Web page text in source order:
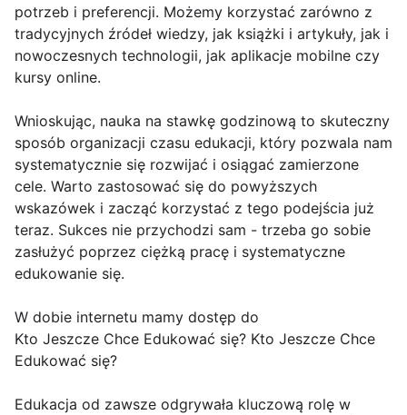
potrzeb i preferencji. Możemy korzystać zarówno z
tradycyjnych źródeł wiedzy, jak książki i artykuły, jak i
nowoczesnych technologii, jak aplikacje mobilne czy
kursy online.
Wnioskując, nauka na stawkę godzinową to skuteczny
sposób organizacji czasu edukacji, który pozwala nam
systematycznie się rozwijać i osiągać zamierzone
cele. Warto zastosować się do powyższych
wskazówek i zacząć korzystać z tego podejścia już
teraz. Sukces nie przychodzi sam - trzeba go sobie
zasłużyć poprzez ciężką pracę i systematyczne
edukowanie się.
W dobie internetu mamy dostęp do
Kto Jeszcze Chce Edukować się? Kto Jeszcze Chce
Edukować się?
Edukacja od zawsze odgrywała kluczową rolę w